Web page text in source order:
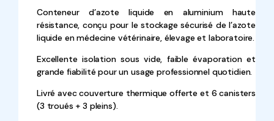
Conteneur d’azote liquide en aluminium haute
résistance, conçu pour le stockage sécurisé de l’azote
liquide en médecine vétérinaire, élevage et laboratoire.
Excellente isolation sous vide, faible évaporation et
grande fiabilité pour un usage professionnel quotidien.
Livré avec couverture thermique offerte et 6 canisters
(3 troués + 3 pleins).